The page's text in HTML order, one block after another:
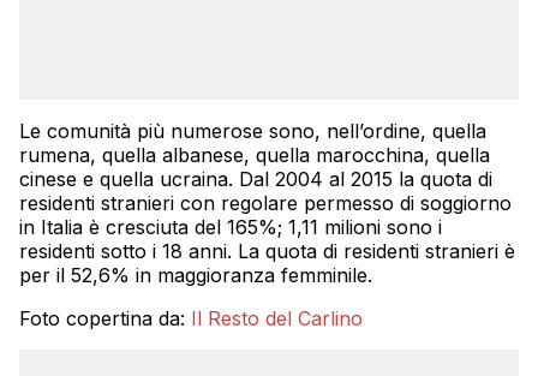
Le comunità più numerose sono, nell’ordine, quella
rumena, quella albanese, quella marocchina, quella
cinese e quella ucraina. Dal 2004 al 2015 la quota di
residenti stranieri con regolare permesso di soggiorno
in Italia è cresciuta del 165%; 1,11 milioni sono i
residenti sotto i 18 anni. La quota di residenti stranieri è
per il 52,6% in maggioranza femminile.
Foto copertina da: Il Resto del Carlino